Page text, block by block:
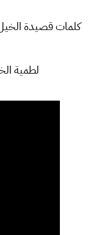
كلمات قصيدة
لطمية